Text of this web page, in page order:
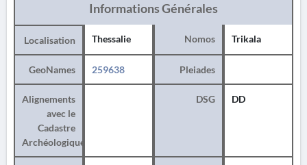
Informations Générales
Localisation Thessalie Nomos Trikala
GeoNames 259638 Pleiades
Alignements
avec le
Cadastre
Archéologique
DSG DD